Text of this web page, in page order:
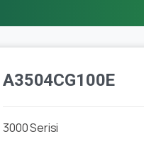
A3504CG100E
3000 Serisi